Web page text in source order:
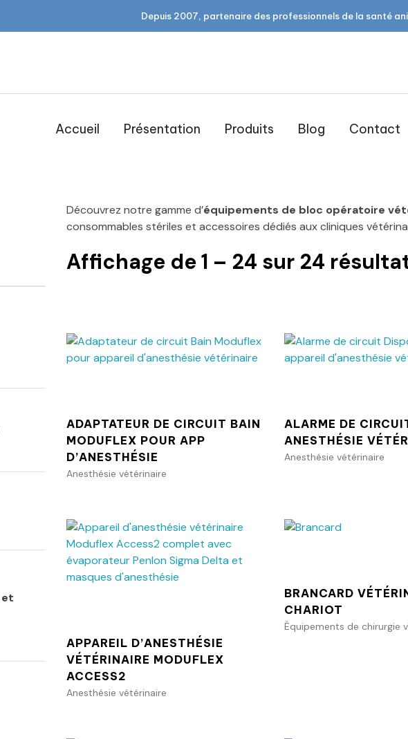
Depuis 2007, partenaire des professionnels de la santé
Accueil Présentation Produits Blog Contact
Découvrez notre gamme d’équipements de bloc opératoire
consommables stériles et accessoires dédiés aux cliniques
Affichage de 1 – 24 sur 24
ADAPTATEUR DE CIRCUIT BAIN
MODUFLEX POUR APP
D’ANESTHÉSIE
Anesthésie vétérinaire
Ajouter au panier
ALARME DE
ANESTHÉSIE
Anesthésie vétérinaire
APPAREIL D’ANESTHÉSIE
VÉTÉRINAIRE MODUFLEX
ACCESS2
Anesthésie vétérinaire
Ajouter au panier
BRANCARD
CHARIOT
Équipements de chirurgie
et